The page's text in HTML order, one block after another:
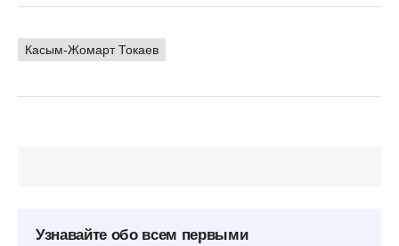
Касым-Жомарт Токаев
Узнавайте обо всем первыми